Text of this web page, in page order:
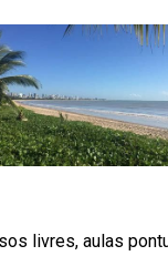
livres, aulas